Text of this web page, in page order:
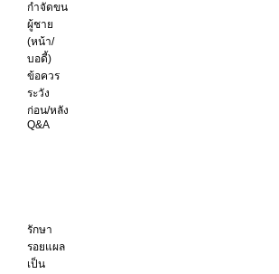
กำจัดขน
ผู้ชาย
(หน้า/
บอดี้)
ข้อควร
ระวัง
ก่อน/หลัง
Q&A
รักษา
รอยแผล
เป็น